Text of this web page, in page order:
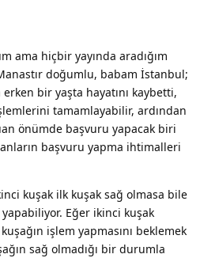
ama hiçbir yayında aradığım
doğumlu, babam İstanbul;
bir yaşta hayatını kaybetti,
tamamlayabilir, ardından
önümde başvuru yapacak biri
başvuru yapma ihtimalleri
kuşak ilk kuşak sağ olmasa bile
Eğer ikinci kuşak
işlem yapmasını beklemek
sağ olmadığı bir durumla